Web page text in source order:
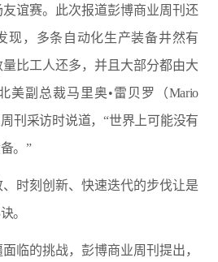
谊赛。此次报道彭博商业周刊还
现，多条自动化生产装备井然有
比工人还多，并且大部分都由大
美副总裁马里奥•雷贝罗（Mario
刊采访时说道，“世界上可能没有
。”
时刻创新、快速迭代的步伐让是
。
临的挑战，彭博商业周刊提出，